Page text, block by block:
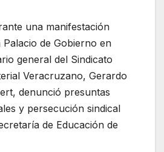
una manifestación
de Gobierno en
general del Sindicato
Veracruzano, Gerardo
denunció presuntas
y persecución sindical
de Educación de